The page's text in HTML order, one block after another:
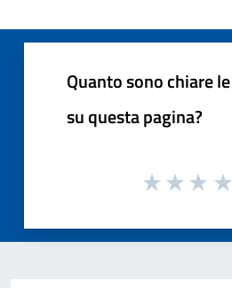
Quanto sono chiare
su questa pagina?